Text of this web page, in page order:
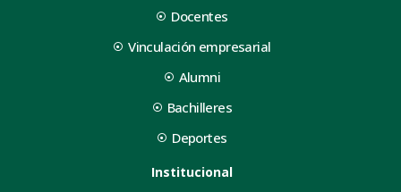
Docentes
Vinculación empresarial
Alumni
Bachilleres
Deportes
Institucional